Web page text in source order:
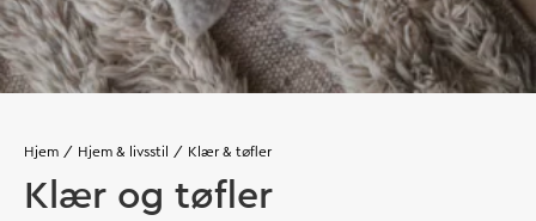
Hjem Hjem & livsstil Klær & tøfler
Klær og tøfler